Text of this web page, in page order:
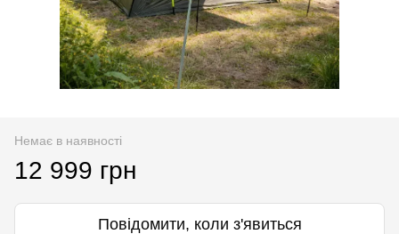
Немає в наявності
12 999 грн
Повідомити, коли з'явиться